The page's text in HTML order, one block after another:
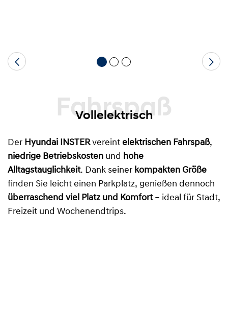
Fahrspaß
Vollelektrisch
Der Hyundai INSTERvereint elektrischen Fahrspaß,
niedrige Betriebskosten und hohe
Alltagstauglichkeit. Dank seiner kompakten Größe
finden Sie leicht einen Parkplatz, genießen dennoch
überraschend viel Platz und Komfort– ideal für Stadt,
Freizeit und Wochenendtrips.